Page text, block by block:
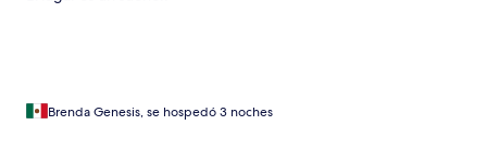
Brenda Genesis, se hospedó 3 noches